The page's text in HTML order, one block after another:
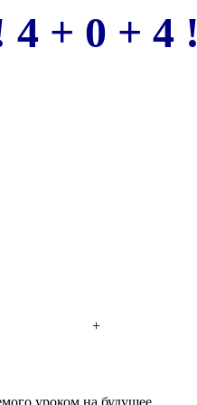
4 + 0 + 4 !
+
уроком на будущее...